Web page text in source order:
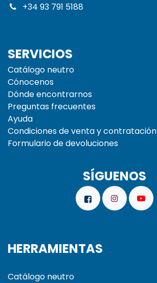
+34 93 791 5188
SERVICIOS
Catálogo neutro
Cónocenos
Dónde encontrarnos
Preguntas frecuentes
Ayuda
Condiciones de venta y contratación
Formulario de devoluciones
SÍGUENOS
HERRAMIENTAS
Catálogo neutro